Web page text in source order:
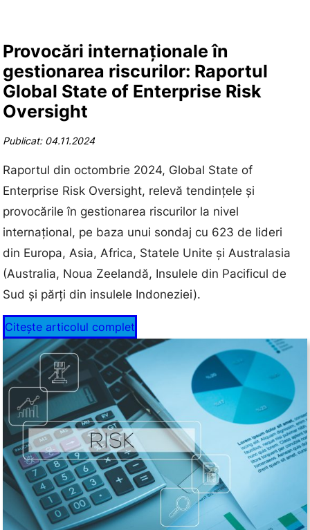
Provocări internaționale în
gestionarea riscurilor: Raportul
Global State of Enterprise Risk
Oversight
Publicat: 04.11.2024
Raportul din octombrie 2024, Global State of
Enterprise Risk Oversight, relevă tendințele și
provocările în gestionarea riscurilor la nivel
internațional, pe baza unui sondaj cu 623 de lideri
din Europa, Asia, Africa, Statele Unite și Australasia
(Australia, Noua Zeelandă, Insulele din Pacificul de
Sud și părți din insulele Indoneziei).
Citește articolul complet